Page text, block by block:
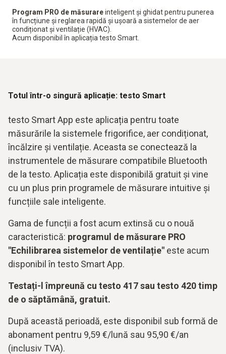
Program PRO de măsurareinteligent și ghidat pentru punerea
în funcțiune și reglarea rapidă și ușoară a sistemelor de aer
condiționat și ventilație (HVAC).
Acum disponibil în aplicația testo Smart.
Totul într-o singură aplicație: testo Smart
testo Smart App este aplicația pentru toate
măsurările la sistemele frigorifice, aer condiționat,
încălzire și ventilație. Aceasta se conectează la
instrumentele de măsurare compatibile Bluetooth
de la testo. Aplicația este disponibilă gratuit și vine
cu un plus prin programele de măsurare intuitive și
funcțiile sale inteligente.
Gama de funcții a fost acum extinsă cu o nouă
caracteristică: programul de măsurare PRO
"Echilibrarea sistemelor de ventilație" este acum
disponibil în testo Smart App.
Testați-l împreună cu testo 417 sau testo 420 timp
de o săptămână, gratuit.
După această perioadă, este disponibil sub formă de
abonament pentru 9,59 €/lună sau 95,90 €/an
(inclusiv TVA).